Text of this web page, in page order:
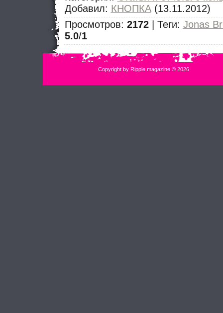
Добавил: КНОПКА(13.11.2012)
Просмотров: 2172| Теги: Jonas
5.0/1
Copyright by Ripple magazine © 2026